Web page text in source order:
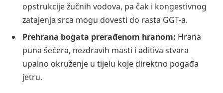
opstrukcije žučnih vodova, pa čak i kongestivnog
zatajenja srca mogu dovesti do rasta GGT-a.
Prehrana bogata prerađenom hranom: Hrana
puna šećera, nezdravih masti i aditiva stvara
upalno okruženje u tijelu koje direktno pogađa
jetru.